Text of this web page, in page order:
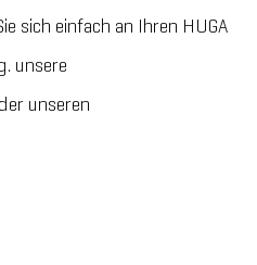
sich einfach an Ihren HUGA
unsere
unseren